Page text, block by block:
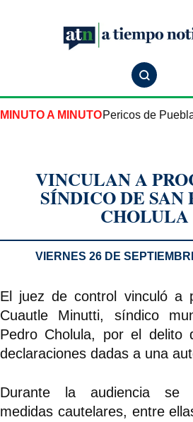
MINUTO A MINUTO
Juego 2 entre Pericos de Puebla
VINCULAN A
SÍNDICO DE SAN
CHOLULA
VIERNES 26 DE
El juez de control vinculó a
Cuautle Minutti, síndico
Pedro Cholula, por el delito
declaraciones dadas a una
Durante la audiencia se
medidas cautelares, entre